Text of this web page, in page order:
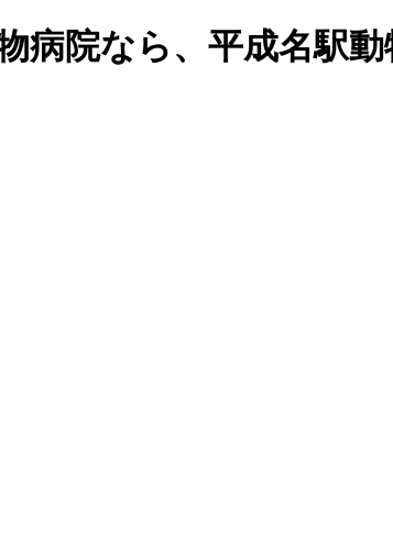
病院なら、平成名駅動